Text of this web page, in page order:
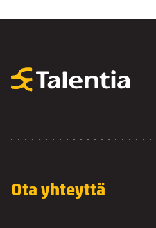
Ota yhteyttä